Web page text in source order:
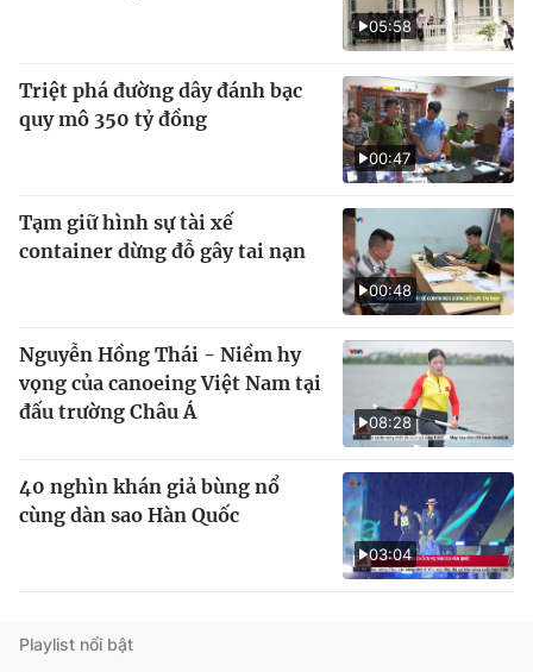
05:58
00:47
Triệt phá đường dây đánh bạc
quy mô 350 tỷ đồng
00:48
Tạm giữ hình sự tài xế
container dừng đỗ gây tai nạn
08:28
Nguyễn Hồng Thái - Niềm hy
vọng của canoeing Việt Nam tại
đấu trường Châu Á
03:04
40 nghìn khán giả bùng nổ
cùng dàn sao Hàn Quốc
Playlist nổi bật